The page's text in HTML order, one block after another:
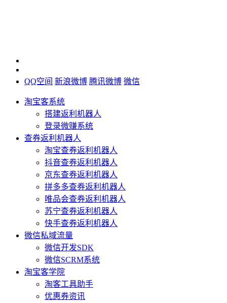
QQ空间 新浪微博 腾讯微博 微信
淘宝客系统
搭建返利机器人
登录微赚系统
查券返利机器人
淘宝查券返利机器人
抖音查券返利机器人
京东查券返利机器人
拼多多查券返利机器人
唯品会查券返利机器人
苏宁查券返利机器人
快手查券返利机器人
微信私域流量
微信开发SDK
微信SCRM系统
淘宝客学院
淘客工具助手
优惠券资讯